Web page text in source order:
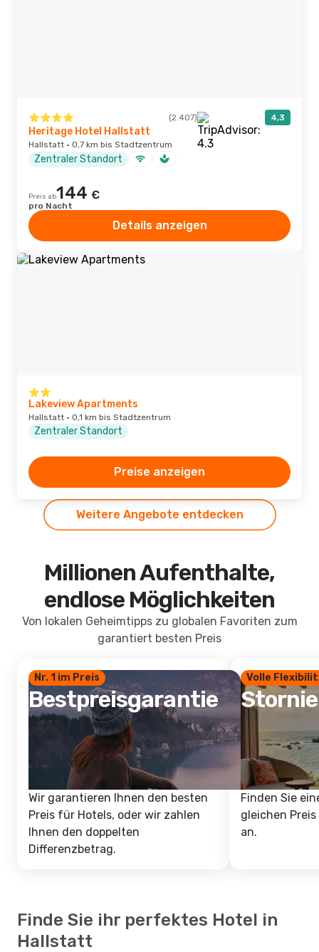
(2.407) 4,3
Heritage Hotel Hallstatt
Hallstatt · 0,7 km bis Stadtzentrum
Zentraler Standort
Preis ab144 €
pro Nacht
Details anzeigen
Lakeview Apartments
Hallstatt · 0,1 km bis Stadtzentrum
Zentraler Standort
Preise anzeigen
Weitere Angebote entdecken
Millionen Aufenthalte,
endlose Möglichkeiten
Von lokalen Geheimtipps zu globalen Favoriten zum
garantiert besten Preis
Nr. 1 im Preis
Bestpreisgarantie
Wir garantieren Ihnen den besten
Preis für Hotels, oder wir zahlen
Ihnen den doppelten
Differenzbetrag.
Volle
Finden Sie
gleichen
an.
Finde Sie ihr perfektes Hotel in
Hallstatt